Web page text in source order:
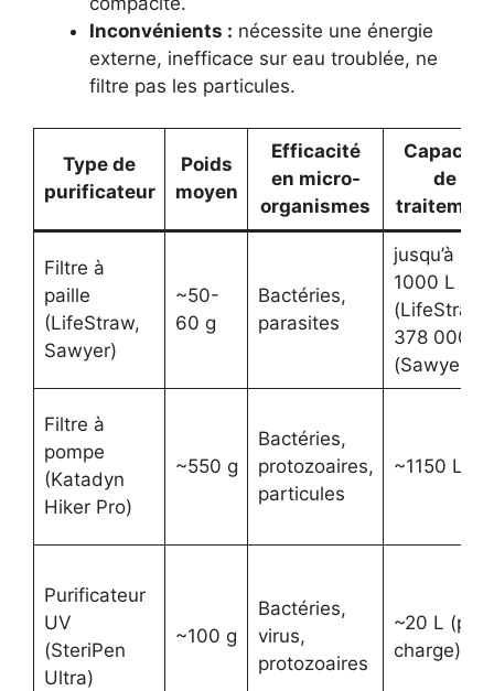
Inconvénients : nécessite une énergie
externe, inefficace sur eau troublée, ne
filtre pas les particules.
Type de
purificateur
Poids
moyen
Efficacité
en micro-
organismes
Capacité
de
traitement
Filtre à
paille
(LifeStraw,
Sawyer)
~50-
60 g
Bactéries,
parasites
jusqu’à
1000 L
378 000 L
(Sawyer)
Filtre à
pompe
(Katadyn
Hiker Pro)
~550 g
Bactéries,
protozoaires,
particules
~1150 L
Purificateur
UV
(SteriPen
Ultra)
~100 g
Bactéries,
virus,
protozoaires
~20 L (par
charge)